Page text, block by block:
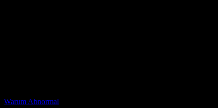
Warum Abnormal